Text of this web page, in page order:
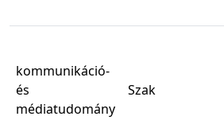
kommunikáció-
és
médiatudomány
Szak